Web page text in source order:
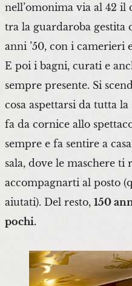
nell’omonima via al 42 il
tra la guardaroba
anni ’50, con i camerieri
E poi i bagni, curati e
sempre presente. Si
cosa aspettarsi da tutta
fa da cornice allo
sempre e fa sentire a
sala, dove le maschere ti
accompagnarti al posto
aiutati). Del resto, 150
pochi.